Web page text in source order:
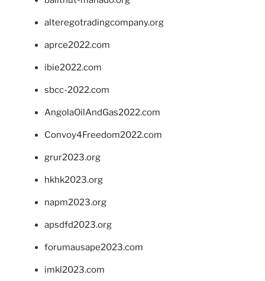
alteregotradingcompany.org
aprce2022.com
ibie2022.com
sbcc-2022.com
AngolaOilAndGas2022.com
Convoy4Freedom2022.com
grur2023.org
hkhk2023.org
napm2023.org
apsdfd2023.org
forumausape2023.com
imkl2023.com